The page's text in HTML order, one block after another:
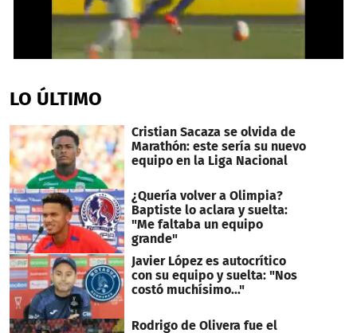
of
36
LO ÚLTIMO
Cristian Sacaza se olvida de
Marathón: este sería su nuevo
equipo en la Liga Nacional
¿Quería volver a Olimpia?
Baptiste lo aclara y suelta:
"Me faltaba un equipo
grande"
Javier López es autocrítico
con su equipo y suelta: "Nos
costó muchísimo..."
Rodrigo de Olivera fue el